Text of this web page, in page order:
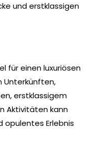
und erstklassigen
für einen luxuriösen
Unterkünften,
erstklassigem
Aktivitäten kann
opulentes Erlebnis